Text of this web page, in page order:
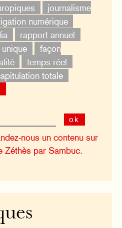
journalisme
numérique
rapport annuel
façon
temps réel
totale
ok
nous un contenu sur
Zéthès par Sambuc.